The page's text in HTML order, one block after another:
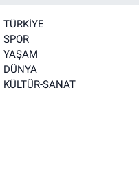
TÜRKİYE
SPOR
YAŞAM
DÜNYA
KÜLTÜR-SANAT